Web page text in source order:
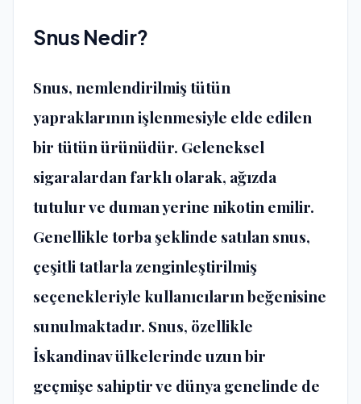
Snus Nedir?
Snus, nemlendirilmiş tütün
yapraklarının işlenmesiyle elde edilen
bir tütün ürünüdür. Geleneksel
sigaralardan farklı olarak, ağızda
tutulur ve duman yerine nikotin emilir.
Genellikle torba şeklinde satılan snus,
çeşitli tatlarla zenginleştirilmiş
seçenekleriyle kullanıcıların beğenisine
sunulmaktadır. Snus, özellikle
İskandinav ülkelerinde uzun bir
geçmişe sahiptir ve dünya genelinde de